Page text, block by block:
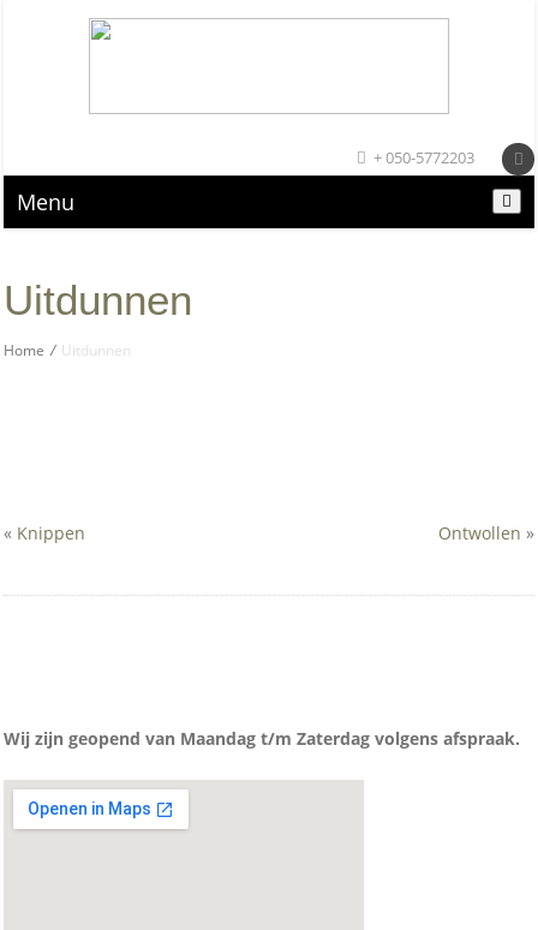
+ 050-5772203
Menu
Uitdunnen
Home / Uitdunnen
« Knippen Ontwollen »
Wij zijn geopend van Maandag t/m Zaterdag volgens afspraak.